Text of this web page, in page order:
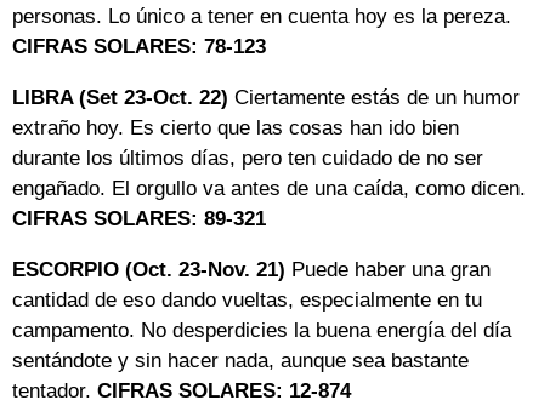
personas. Lo único a tener en cuenta hoy es la pereza.
CIFRAS SOLARES: 78-123
LIBRA (Set 23-Oct. 22) Ciertamente estás de un humor
extraño hoy. Es cierto que las cosas han ido bien
durante los últimos días, pero ten cuidado de no ser
engañado. El orgullo va antes de una caída, como dicen.
CIFRAS SOLARES: 89-321
ESCORPIO (Oct. 23-Nov. 21) Puede haber una gran
cantidad de eso dando vueltas, especialmente en tu
campamento. No desperdicies la buena energía del día
sentándote y sin hacer nada, aunque sea bastante
tentador. CIFRAS SOLARES: 12-874